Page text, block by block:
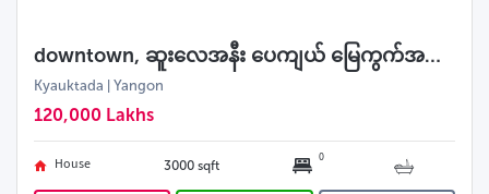
downtown, ဆူးလေအနီး ပေကျယ် မြေကွက်အရောင်း
Kyauktada | Yangon
120,000 Lakhs
House 3000 sqft 0